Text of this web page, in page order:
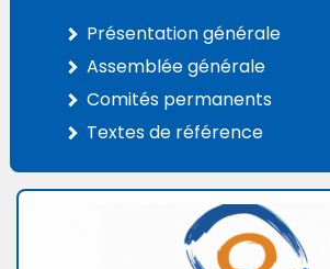
Présentation générale
Assemblée générale
Comités permanents
Textes de référence